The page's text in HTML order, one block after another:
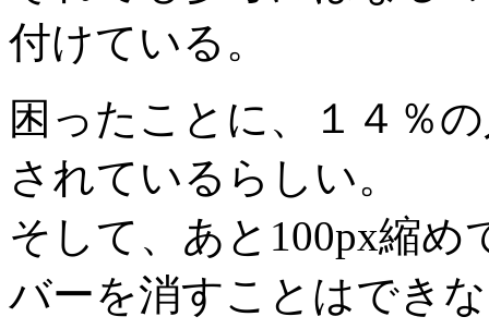
付けている。
困ったことに、１４％
されているらしい。
そして、あと100px縮
バーを消すことはでき